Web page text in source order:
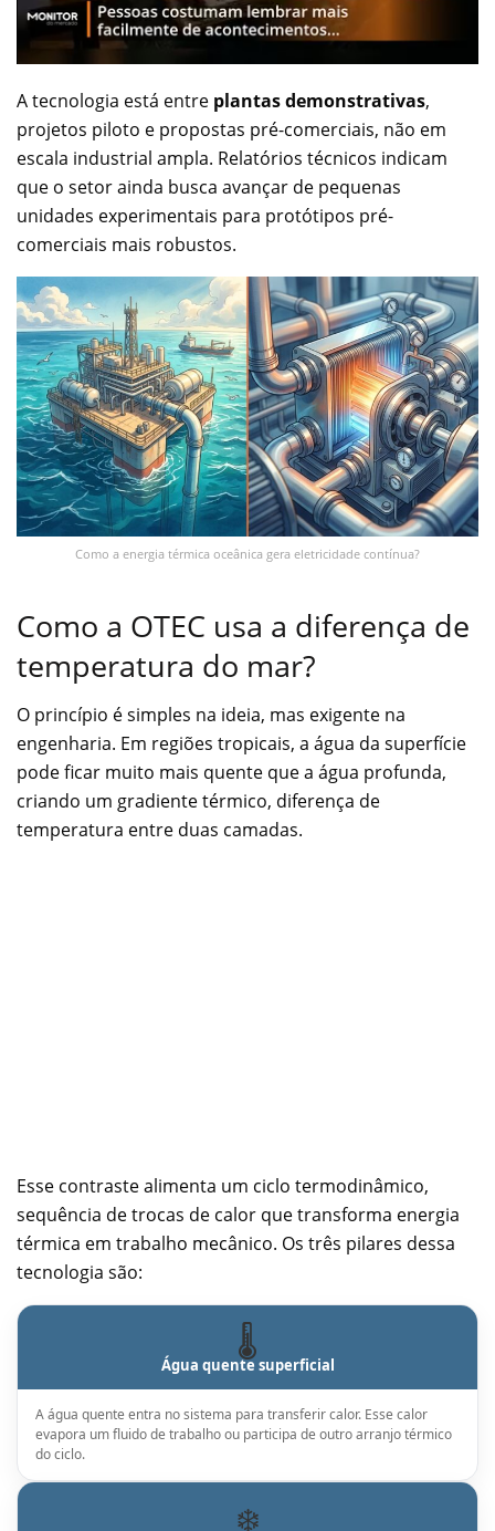
A tecnologia está entre plantas demonstrativas,
projetos piloto e propostas pré-comerciais, não em
escala industrial ampla. Relatórios técnicos indicam
que o setor ainda busca avançar de pequenas
unidades experimentais para protótipos pré-
comerciais mais robustos.
Como a energia térmica oceânica gera eletricidade contínua?
Como a OTEC usa a diferença de
temperatura do mar?
O princípio é simples na ideia, mas exigente na
engenharia. Em regiões tropicais, a água da superfície
pode ficar muito mais quente que a água profunda,
criando um gradiente térmico, diferença de
temperatura entre duas camadas.
Esse contraste alimenta um ciclo termodinâmico,
sequência de trocas de calor que transforma energia
térmica em trabalho mecânico. Os três pilares dessa
tecnologia são:
🌡️
Água quente superficial
A água quente entra no sistema para transferir calor. Esse calor
evapora um fluido de trabalho ou participa de outro arranjo térmico
do ciclo.
❄️